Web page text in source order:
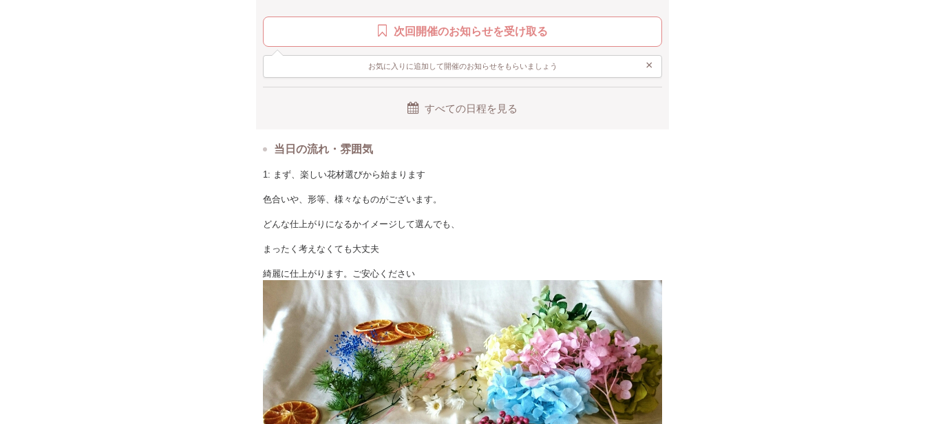
常温では燃えにくいきわめて安全なオイルです。
粘りにこだわり、屈折率を上げて、中に入れたお花が立体的に見えるオイルです！
フワフワと浮遊する植物に癒されるでしょう！
初心者でもご気軽にご参加いただけます。
とっても簡単です
次回開催のお知らせを受け取る
お気に入りに追加して開催のお知らせをもらいましょう ×
すべての日程を見る
当日の流れ・雰囲気
1: まず、楽しい花材選びから始まります
色合いや、形等、様々なものがございます。
どんな仕上がりになるかイメージして選んでも、
まったく考えなくても大丈夫
綺麗に仕上がります。ご安心ください